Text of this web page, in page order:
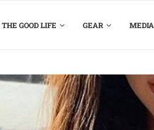
THE GOOD LIFE GEAR MEDIA